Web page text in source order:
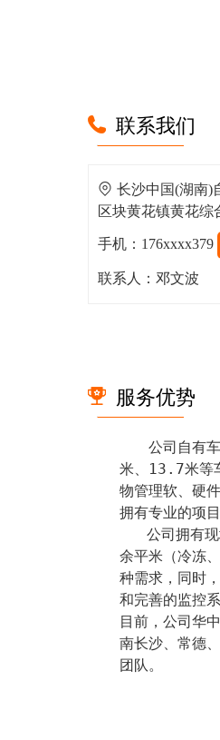
联系我们
长沙中国(湖南)
区块黄花镇黄花综
手机：176xxxx379
联系人：邓文波
服务优势
公司自有
米、13.7米等
物管理软、硬
拥有专业的项
余平米（冷冻
种需求，同时
和完善的监控
目前，公司华
南长沙、常德
团队。